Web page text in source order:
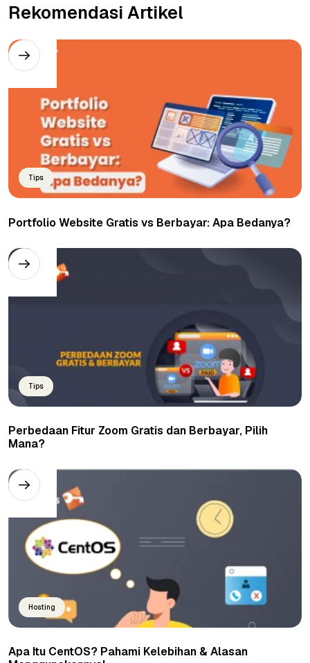
Rekomendasi Artikel
Tips
Portfolio Website Gratis vs Berbayar: Apa Bedanya?
Tips
Perbedaan Fitur Zoom Gratis dan Berbayar, Pilih
Mana?
Hosting
Apa Itu CentOS? Pahami Kelebihan & Alasan